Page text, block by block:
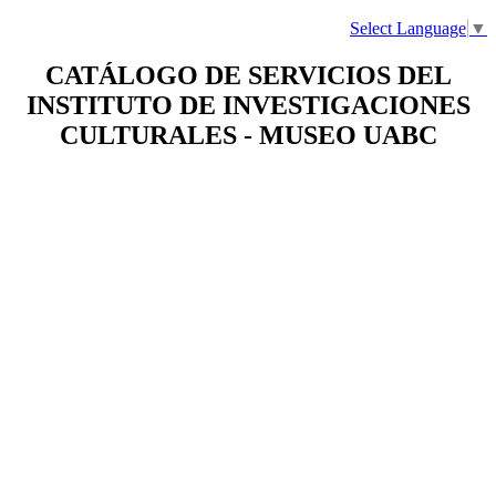
Select Language ▼
CATÁLOGO DE SERVICIOS DEL
INSTITUTO DE INVESTIGACIONES
CULTURALES - MUSEO UABC